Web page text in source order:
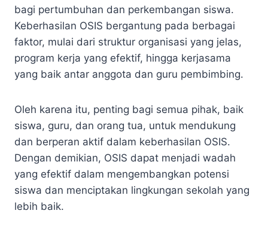
bagi pertumbuhan dan perkembangan siswa.
Keberhasilan OSIS bergantung pada berbagai
faktor, mulai dari struktur organisasi yang jelas,
program kerja yang efektif, hingga kerjasama
yang baik antar anggota dan guru pembimbing.
Oleh karena itu, penting bagi semua pihak, baik
siswa, guru, dan orang tua, untuk mendukung
dan berperan aktif dalam keberhasilan OSIS.
Dengan demikian, OSIS dapat menjadi wadah
yang efektif dalam mengembangkan potensi
siswa dan menciptakan lingkungan sekolah yang
lebih baik.